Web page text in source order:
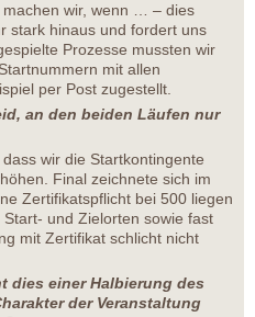
machen wir, wenn … – dies
stark hinaus und fordert uns
Prozesse mussten wir
mit allen
per Post zugestellt.
an den beiden Läufen nur
wir die Startkontingente
Final zeichnete sich im
Zertifikatspflicht bei 500 liegen
und Zielorten sowie fast
mit Zertifikat schlicht nicht
dies einer Halbierung des
der Veranstaltung